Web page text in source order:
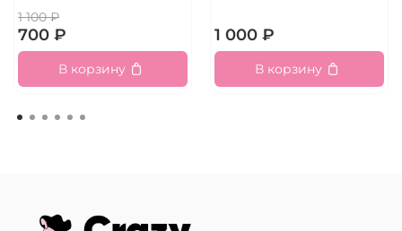
1 100 ₽
700 ₽
В корзину
1 000 ₽
В корзину